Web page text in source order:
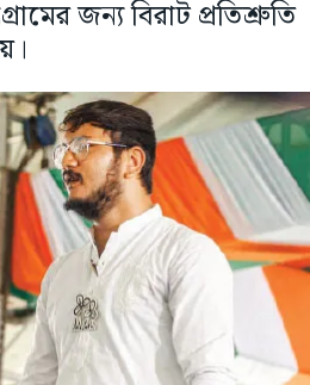
জন্য বিরাট প্রতিশ্রুতি